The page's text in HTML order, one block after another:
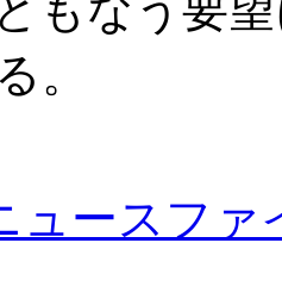
。
ュースファ